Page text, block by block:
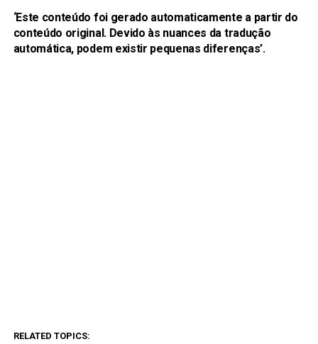
‘Este conteúdo foi gerado automaticamente a partir do
conteúdo original. Devido às nuances da tradução
automática, podem existir pequenas diferenças’.
RELATED TOPICS: